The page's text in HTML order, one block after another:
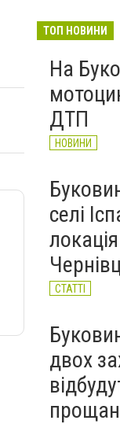
ТОП НОВИНИ
На
ДТП
НОВИНИ
селі
СТАТТІ
двох